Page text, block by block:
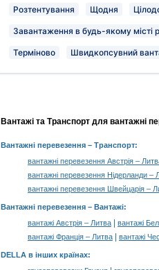
Розтентування Щодня
Завантаження в будь-якому місті
Терміново Швидкопсувний
Вантажі та Транспорт для вантажні
Вантажні перевезення – Транспорт:
вантажні перевезення Австрія –
вантажні перевезення Нідерланди –
вантажні перевезення Швейцарія –
Вантажні перевезення – Вантажі:
вантажі Австрія – Литва
вантажі
вантажі Франція – Литва вантажі
DELLA в інших країнах: